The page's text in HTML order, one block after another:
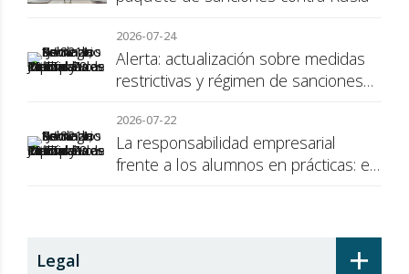
2026-07-24
Alerta: actualización sobre medidas
restrictivas y régimen de sanciones
2026-07-22
La responsabilidad empresarial
frente a los alumnos en prácticas: el
+
Legal